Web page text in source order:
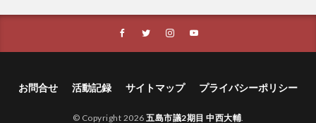
お問合せ 活動記録 サイトマップ プライバシーポリシー
© Copyright 2026 五島市議2期目 中西大輔.